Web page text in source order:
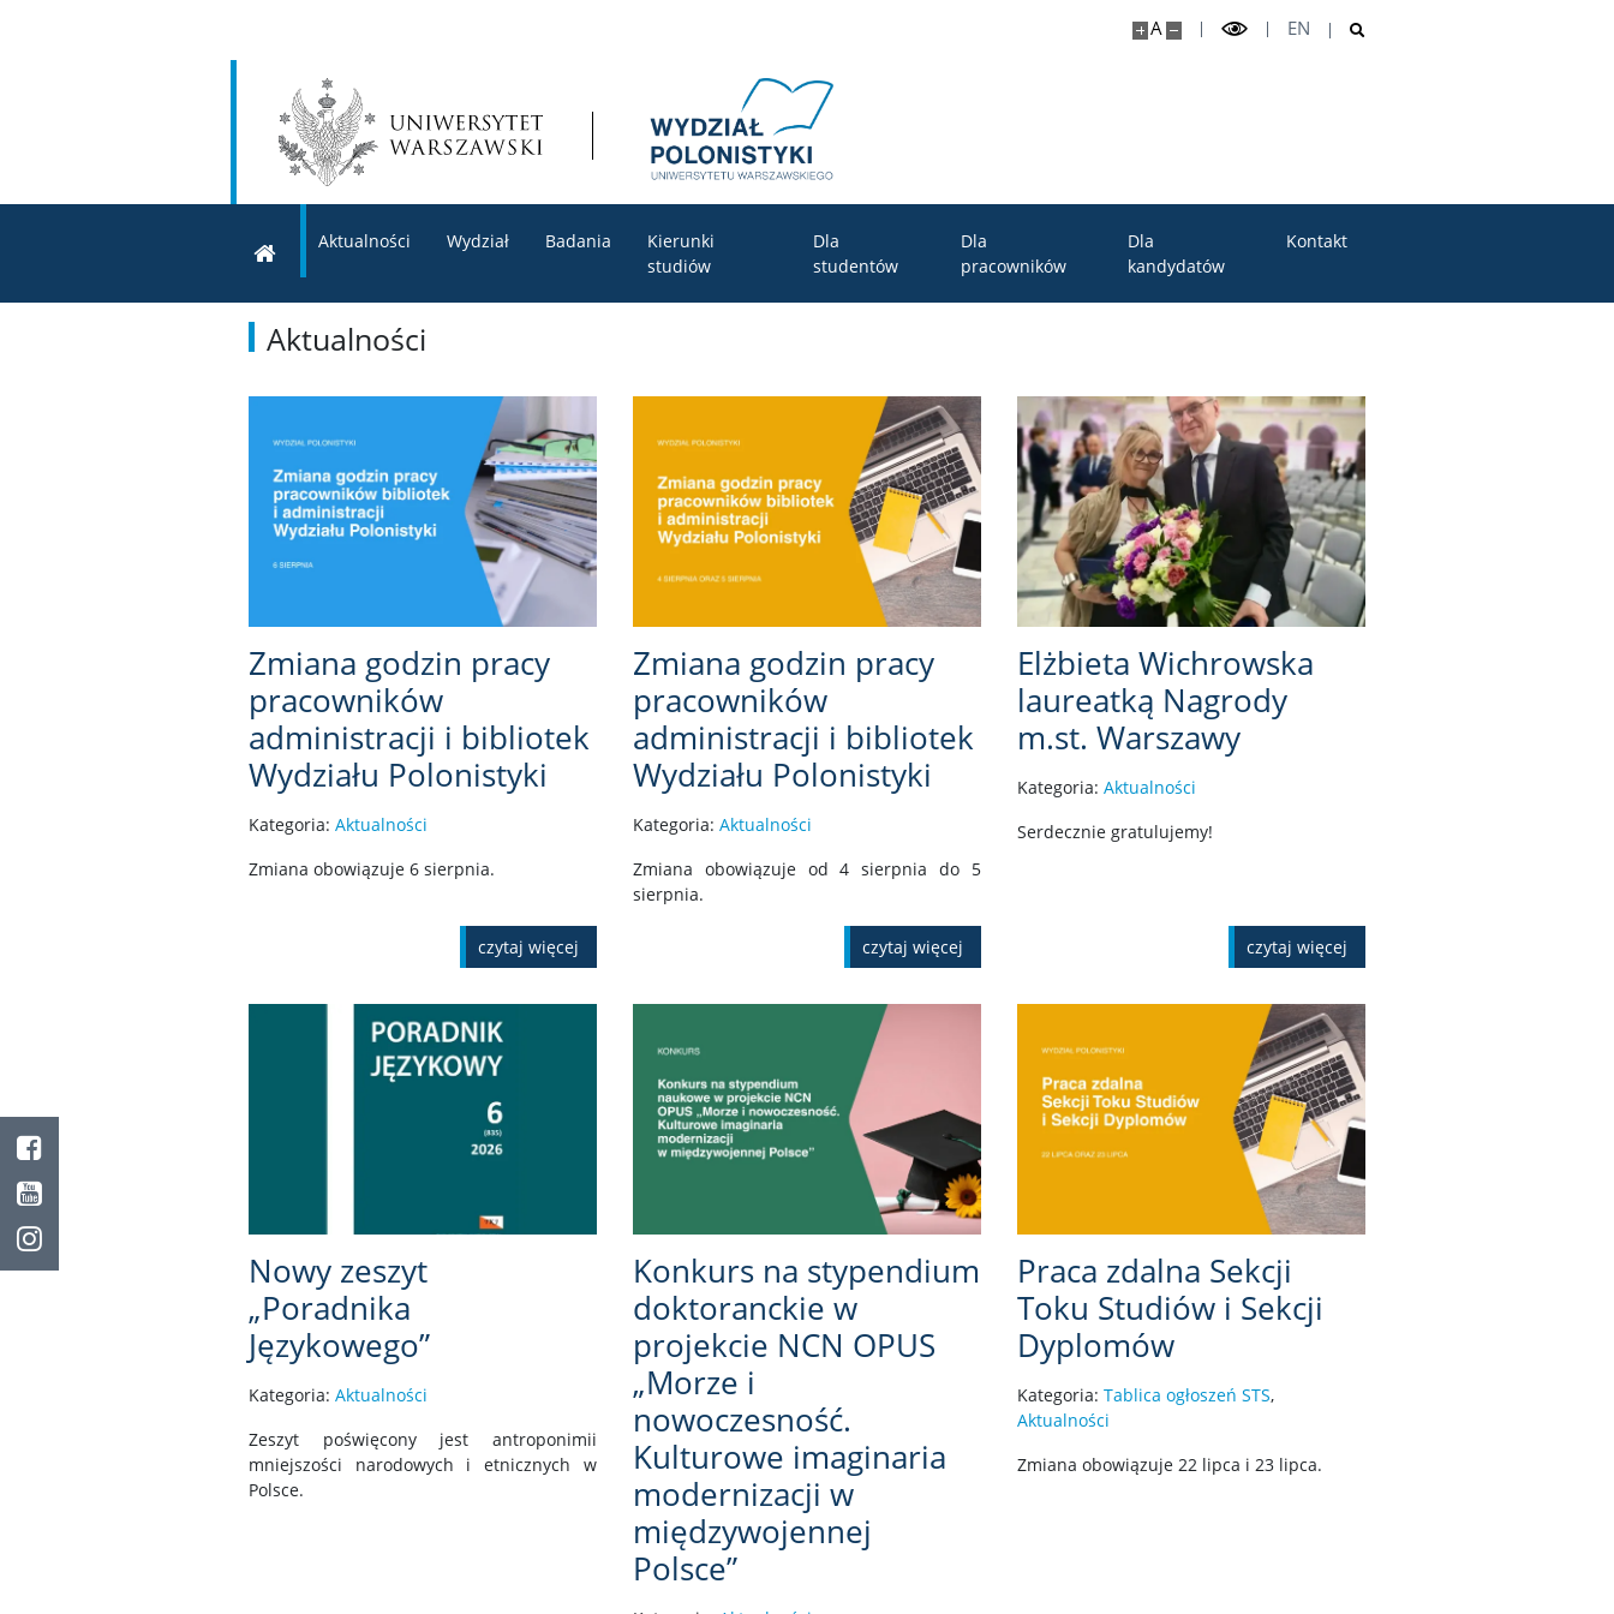
A EN
Aktualności Wydział Badania
Kierunki
studiów
Dla
studentów
Dla
pracowników
Dla
kandydatów
Kontakt
Aktualności
Zmiana godzin pracy
pracowników
administracji i bibliotek
Wydziału Polonistyki
Kategoria: Aktualności
Zmiana obowiązuje 6 sierpnia.
czytaj więcej
Zmiana godzin pracy
pracowników
administracji i bibliotek
Wydziału Polonistyki
Kategoria: Aktualności
Zmiana obowiązuje od 4 sierpnia do 5
sierpnia.
czytaj więcej
Elżbieta Wichrowska
laureatką Nagrody
m.st. Warszawy
Kategoria: Aktualności
Serdecznie gratulujemy!
czytaj więcej
Nowy zeszyt
„Poradnika
Językowego”
Kategoria: Aktualności
Zeszyt poświęcony jest antroponimii
mniejszości narodowych i etnicznych w
Polsce.
Konkurs na stypendium
doktoranckie w
projekcie NCN OPUS
„Morze i
nowoczesność.
Kulturowe imaginaria
modernizacji w
międzywojennej
Polsce”
Praca zdalna Sekcji
Toku Studiów i Sekcji
Dyplomów
Kategoria: Tablica ogłoszeń STS,
Aktualności
Zmiana obowiązuje 22 lipca i 23 lipca.